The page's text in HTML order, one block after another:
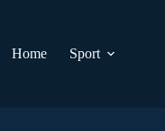
Home
Sport